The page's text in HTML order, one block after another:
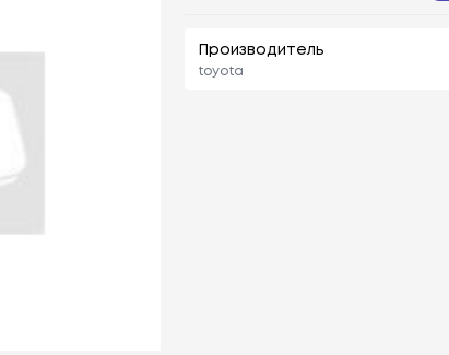
Производитель
toyota